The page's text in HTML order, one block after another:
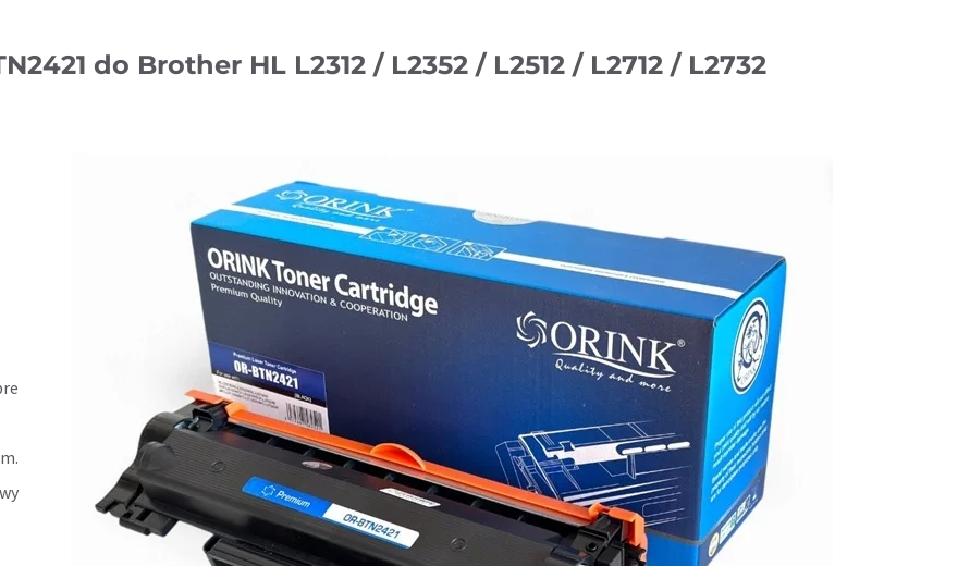
L2732
do Brother HL L2312 / L2352 / L2512 / L2712 / L2732